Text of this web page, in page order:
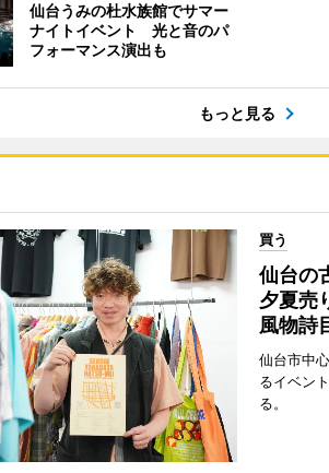
仙台うみの杜水族館でサマー
ナイトイベント 光と音のパ
フォーマンス演出も
もっと見る
買う
仙台の
夕夏売
風物詩
仙台市中
るイベン
る。